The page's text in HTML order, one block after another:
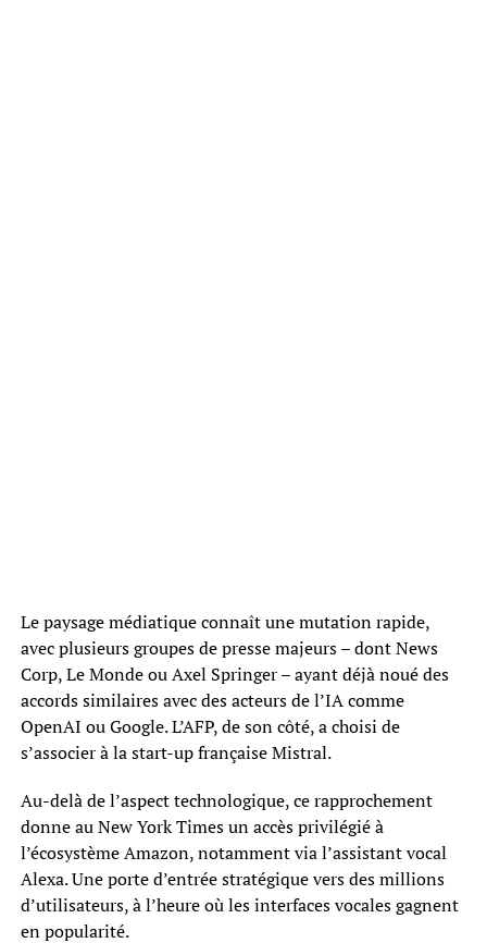
Le paysage médiatique connaît une mutation rapide,
avec plusieurs groupes de presse majeurs – dont News
Corp, Le Monde ou Axel Springer – ayant déjà noué des
accords similaires avec des acteurs de l’IA comme
OpenAI ou Google. L’AFP, de son côté, a choisi de
s’associer à la start-up française Mistral.
Au-delà de l’aspect technologique, ce rapprochement
donne au New York Times un accès privilégié à
l’écosystème Amazon, notamment via l’assistant vocal
Alexa. Une porte d’entrée stratégique vers des millions
d’utilisateurs, à l’heure où les interfaces vocales gagnent
en popularité.